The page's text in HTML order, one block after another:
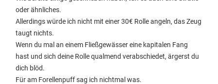
oder ähnliches.
Allerdings würde ich nicht mit einer 30€ Rolle angeln, das Zeug
taugt nichts.
Wenn du mal an einem Fließgewässer eine kapitalen Fang
hast und sich deine Rolle qualmend verabschiedet, ärgerst du
dich blöd.
Für am Forellenpuff sag ich nichtmal was.